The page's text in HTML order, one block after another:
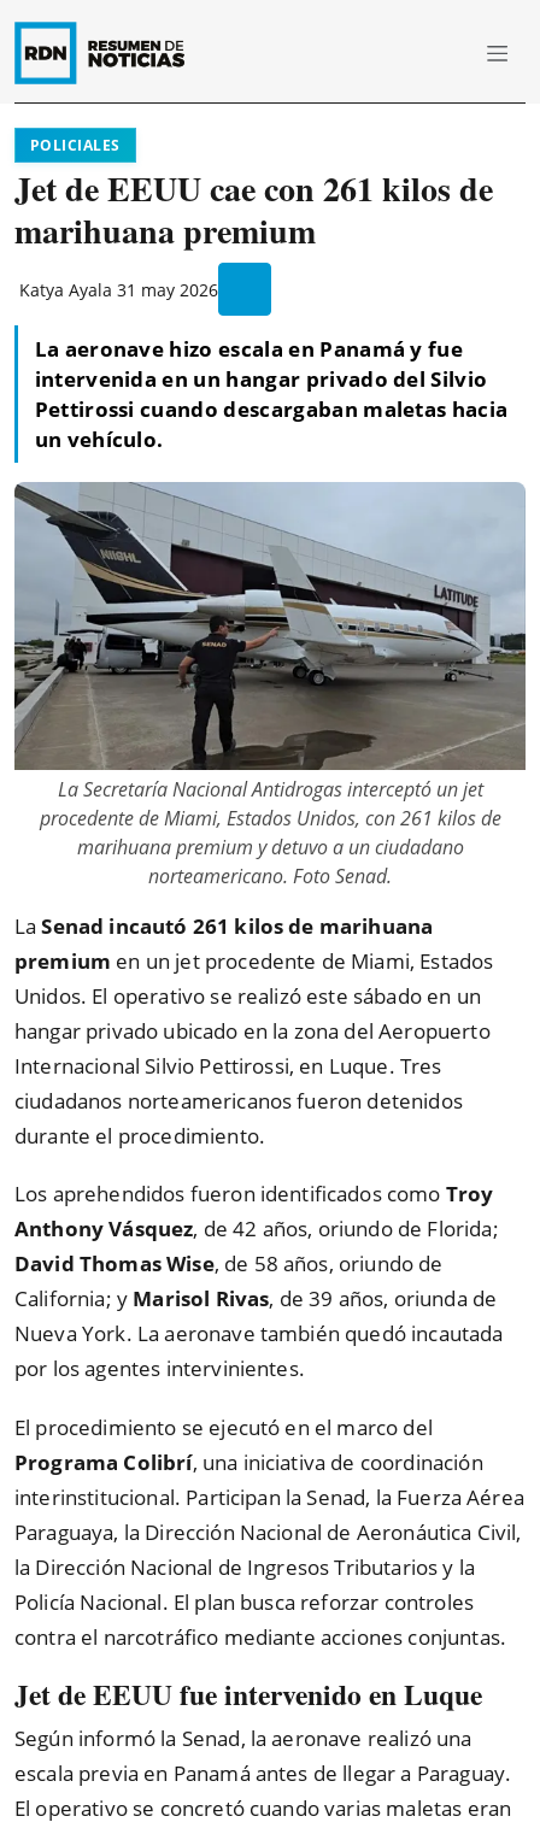
POLICIALES
Jet de EEUU cae con 261 kilos de
marihuana premium
Katya Ayala 31 may 2026
La aeronave hizo escala en Panamá y fue
intervenida en un hangar privado del Silvio
Pettirossi cuando descargaban maletas hacia
un vehículo.
La Secretaría Nacional Antidrogas interceptó un jet
procedente de Miami, Estados Unidos, con 261 kilos de
marihuana premium y detuvo a un ciudadano
norteamericano. Foto Senad.
LaSenad incautó 261 kilos de marihuana
premium en un jet procedente de Miami, Estados
Unidos. El operativo se realizó este sábado en un
hangar privado ubicado en la zona del Aeropuerto
Internacional Silvio Pettirossi, en Luque. Tres
ciudadanos norteamericanos fueron detenidos
durante el procedimiento.
Los aprehendidos fueron identificados como Troy
Anthony Vásquez, de 42 años, oriundo de Florida;
David Thomas Wise, de 58 años, oriundo de
California; y Marisol Rivas, de 39 años, oriunda de
Nueva York. La aeronave también quedó incautada
por los agentes intervinientes.
El procedimiento se ejecutó en el marco del
Programa Colibrí, una iniciativa de coordinación
interinstitucional. Participan la Senad, la Fuerza Aérea
Paraguaya, la Dirección Nacional de Aeronáutica Civil,
la Dirección Nacional de Ingresos Tributarios y la
Policía Nacional. El plan busca reforzar controles
contra el narcotráfico mediante acciones conjuntas.
Jet de EEUU fue intervenido en Luque
Según informó la Senad, la aeronave realizó una
escala previa en Panamá antes de llegar a Paraguay.
El operativo se concretó cuando varias maletas eran